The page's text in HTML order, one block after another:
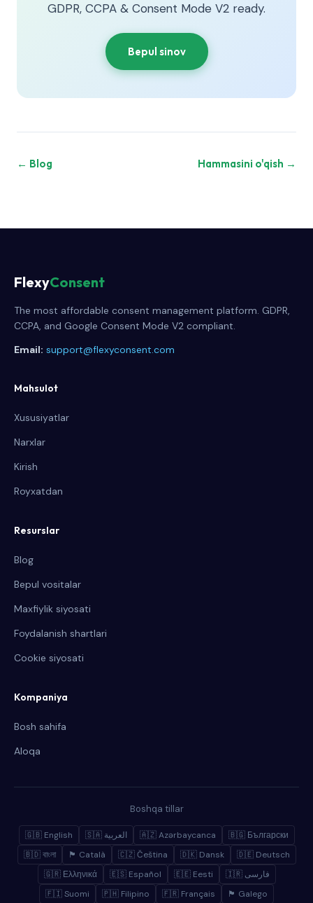
GDPR, CCPA & Consent Mode V2 ready.
Bepul sinov
← Blog Hammasini o'qish →
FlexyConsent
The most affordable consent management platform. GDPR,
CCPA, and Google Consent Mode V2 compliant.
Email: support@flexyconsent.com
Mahsulot
Xususiyatlar
Narxlar
Kirish
Royxatdan
Resurslar
Blog
Bepul vositalar
Maxfiylik siyosati
Foydalanish shartlari
Cookie siyosati
Kompaniya
Bosh sahifa
Aloqa
Boshqa tillar
🇬🇧 English 🇸🇦 العربية 🇦🇿 Azərbaycanca
🇧🇬 Български
🇧🇩 বাংলা
🏴 Català 🇨🇿 Čeština 🇩🇰 Dansk
🇩🇪 Deutsch
🇬🇷 Ελληνικά
🇪🇸 Español 🇪🇪 Eesti
🇮🇷 فارسی
🇫🇮 Suomi
🇵🇭 Filipino 🇫🇷 Français 🏴 Galego